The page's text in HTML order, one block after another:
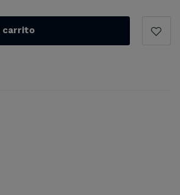
carrito